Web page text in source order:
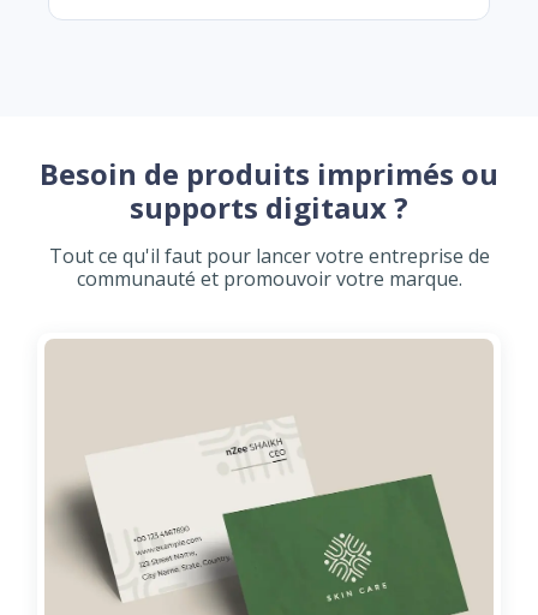
Besoin de produits imprimés ou
supports digitaux ?
Tout ce qu'il faut pour lancer votre entreprise de
communauté et promouvoir votre marque.